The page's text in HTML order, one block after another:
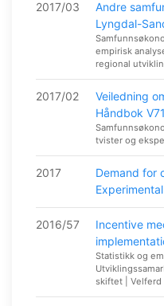
2017/03
Andre
Lyngdal-
empirisk
regional
2017/02
Veiledning
Håndbok
tvister og
2017
Demand for
2016/57
Incentive
Statistikk og
skiftet | Velferd